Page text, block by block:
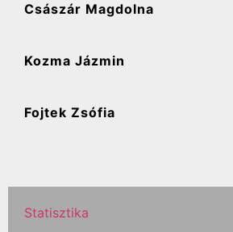
Császár Magdolna
Kozma Jázmin
Fojtek Zsófia
Statisztika